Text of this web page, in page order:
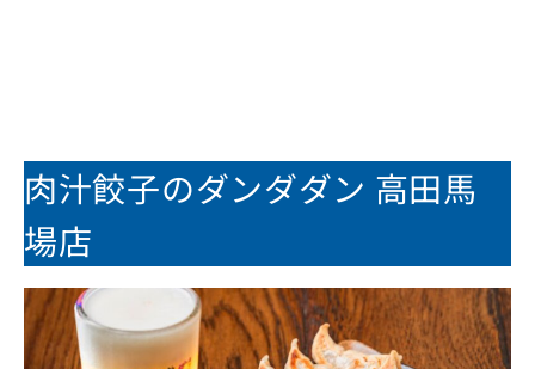
肉汁餃子のダンダダン 高田馬
場店